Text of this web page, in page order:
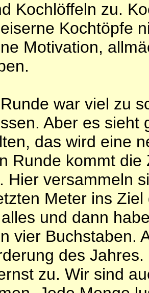
Kochlöffeln zu.
Kochtöpfe
Motivation,
war viel zu
Aber es sieht
das wird eine
Runde kommt
Hier versammeln
Meter ins Ziel
und dann
vier Buchstaben.
des
zu. Wir sind